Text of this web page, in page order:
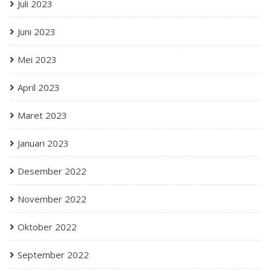
Juli 2023
Juni 2023
Mei 2023
April 2023
Maret 2023
Januari 2023
Desember 2022
November 2022
Oktober 2022
September 2022